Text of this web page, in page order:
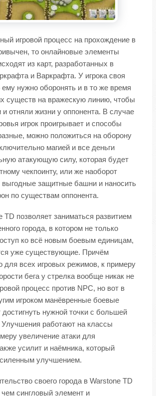
игровой процесс на прохождение в
то онлайновые элементы
из карт, разработанных в
и Варкрафта. У игрока своя
нужно оборонять и в то же время
существ на вражескую линию, чтобы
отняли жизни у оппонента. В случае
игрок проигрывает и способы
можно положиться на оборону
магией и все деньги
атакующую силу, которая будет
чекпоинту, или же наоборот
выгодные защитные башни и наносить
по существам оппонента.
TD позволяет заниматься развитием
города, в котором не только
ко всё новым боевым единицам,
уже существующие. Причём
для всех игровых режимов, к примеру
бега у стрелка вообще никак не
процесс против NPC, но вот в
игроком манёвренные боевые
нужной точки с большей
Улучшения работают на классы
увеличение атаки для
усилит и наёмника, который
улучшением.
своего города в Warstone TD
сингловый элемент и